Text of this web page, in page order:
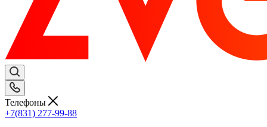
Телефоны
+7(831) 277-99-88